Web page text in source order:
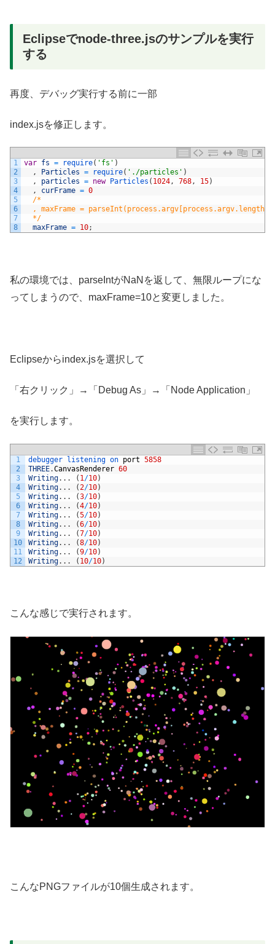
Eclipseでnode-three.jsのサンプルを実行
する
再度、デバッグ実行する前に一部
index.jsを修正します。
1
2
3
4
5
6
7
8
var fs = require( 'fs' )
,
Particles = require( './particles' )
,
particles = new Particles ( 1024, 768, 15)
,
curFrame = 0
/*
, maxFrame =
*/
maxFrame = 10;
私の環境では、parseIntがNaNを返して、無限ループにな
ってしまうので、maxFrame=10と変更しました。
Eclipseからindex.jsを選択して
「右クリック」→「Debug As」→「Node Application」
を実行します。
1
2
3
4
5
6
7
8
9
10
11
12
debugger listening on port 5858
THREE.CanvasRenderer 60
Writing. . . ( 1 /10)
Writing. . . ( 2/10)
Writing. . . (3/10)
Writing. . . (4/10)
Writing. . . (5/10)
Writing. . . (6/10)
Writing. . . (7/10)
Writing. . . (8/10)
Writing. . . (9/10)
Writing. . . ( 10/10)
こんな感じで実行されます。
こんなPNGファイルが10個生成されます。